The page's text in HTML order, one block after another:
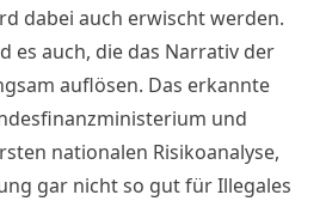
dabei auch erwischt werden.
es auch, die das Narrativ der
auflösen. Das erkannte
und
nationalen Risikoanalyse,
gar nicht so gut für Illegales